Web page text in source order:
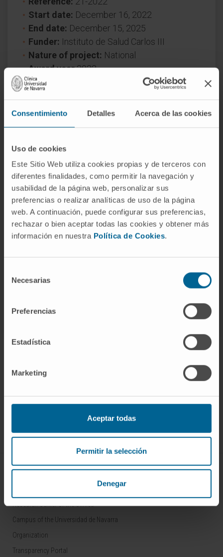
Consentimiento Detalles Acerca de las cookies
Uso de cookies
Este Sitio Web utiliza cookies propias y de terceros con
diferentes finalidades, como permitir la navegación y
usabilidad de la página web, personalizar sus
preferencias o realizar analíticas de uso de la página
web. A continuación, puede configurar sus preferencias,
rechazar o bien aceptar todas las cookies y obtener más
información en nuestra Política de Cookies.
Necesarias
Preferencias
Estadística
Marketing
Aceptar todas
Permitir la selección
Denegar
Start date: December 16, 2022
End date: December 15, 2025
Funder: Instituto de Salud Carlos III
Nature of project: National
Award year2022
Need more information?
If you are interested in learning more about our
research, pleasecontact us .
ABOUT CIMA
Research Center of the Clinica
Campus of the Universidad de Navarra
Organization
Transparency Portal